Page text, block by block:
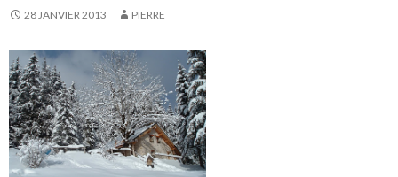
28 JANVIER 2013 PIERRE